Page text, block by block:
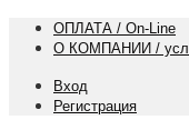
ОПЛАТА / On-Line
О КОМПАНИИ /
Вход
Регистрация